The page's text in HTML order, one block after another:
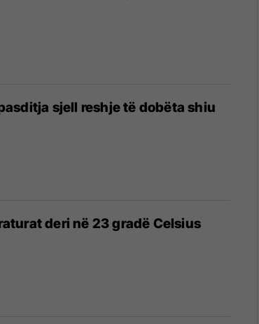
sjell reshje të dobëta shiu
deri në 23 gradë Celsius